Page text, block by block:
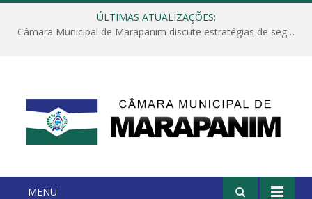
ÚLTIMAS ATUALIZAÇÕES:
Câmara Municipal de Marapanim discute estratégias de segurança com autoridades e poder executivo
MENU